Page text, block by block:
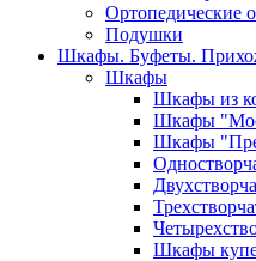
Ортопедические
Подушки
Шкафы. Буфеты.
Шкафы
Шкафы из
Шкафы
Шкафы
Шкафы